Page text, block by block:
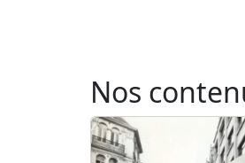
Nos